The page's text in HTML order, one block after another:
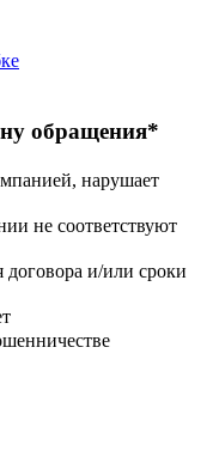
обращения*
нарушает
не соответствуют
и/или сроки